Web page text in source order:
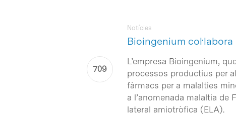
Bioingenium
Notícies
L’empresa Bioingenium,
processos productius per
fàrmacs per a malalties
a l’anomenada malaltia de
lateral amiotròfica (ELA).